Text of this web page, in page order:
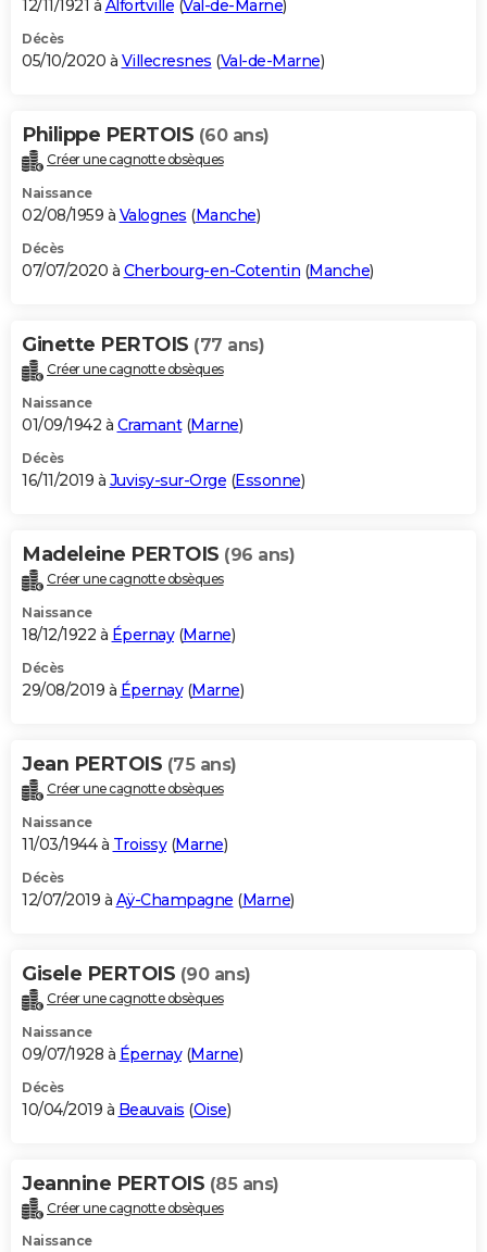
12/11/1921 à Alfortville (Val-de-Marne)
Décès
05/10/2020 à Villecresnes (Val-de-Marne)
Philippe PERTOIS (60 ans)
Créer une cagnotte obsèques
Naissance
02/08/1959 à Valognes (Manche)
Décès
07/07/2020 à Cherbourg-en-Cotentin (Manche)
Ginette PERTOIS (77 ans)
Créer une cagnotte obsèques
Naissance
01/09/1942 à Cramant(Marne)
Décès
16/11/2019 à Juvisy-sur-Orge (Essonne)
Madeleine PERTOIS (96 ans)
Créer une cagnotte obsèques
Naissance
18/12/1922 à Épernay(Marne)
Décès
29/08/2019 à Épernay(Marne)
Jean PERTOIS (75 ans)
Créer une cagnotte obsèques
Naissance
11/03/1944 à Troissy(Marne)
Décès
12/07/2019 à Aÿ-Champagne (Marne)
Gisele PERTOIS (90 ans)
Créer une cagnotte obsèques
Naissance
09/07/1928 à Épernay(Marne)
Décès
10/04/2019 à Beauvais (Oise)
Jeannine PERTOIS (85 ans)
Créer une cagnotte obsèques
Naissance